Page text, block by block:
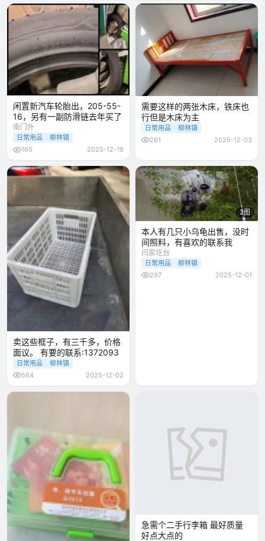
闲置新汽车轮胎出，205-55-
16，另有一副防滑链去年买了
南门外
日常用品
柳林镇
165
2025-12-19
需要这样的两张木床，铁床也
行但是木床为主
日常用品
柳林镇
261
2025-12-03
卖这些框子，有三千多，价格
面议。 有要的联系:1372093
日常用品
柳林镇
564
2025-12-02
2图
本人有几只小乌龟出售，没时
间照料，有喜欢的联系我
闫家圪台
日常用品
柳林镇
297
2025-12-01
急需个二手行李箱 最好质量
好点大点的